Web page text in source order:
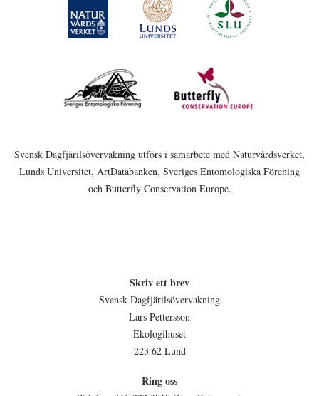
Svensk Dagfjärilsövervakning utförs i samarbete med Naturvårdsverket,
Lunds Universitet, ArtDatabanken, Sveriges Entomologiska Förening
och Butterfly Conservation Europe.
Skriv ett brev
Svensk Dagfjärilsövervakning
Lars Pettersson
Ekologihuset
223 62 Lund
Ring oss